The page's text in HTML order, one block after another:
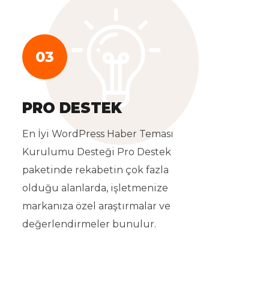
03
PRO DESTEK
En İyi WordPress Haber Teması
Kurulumu Desteği Pro Destek
paketinde rekabetin çok fazla
olduğu alanlarda, işletmenize
markanıza özel araştırmalar ve
değerlendirmeler bunulur.